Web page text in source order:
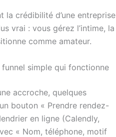
la crédibilité d’une entreprise
vrai : vous gérez l’intime, la
comme amateur.
simple qui fonctionne
accroche, quelques
bouton « Prendre rendez-
en ligne (Calendly,
« Nom, téléphone, motif